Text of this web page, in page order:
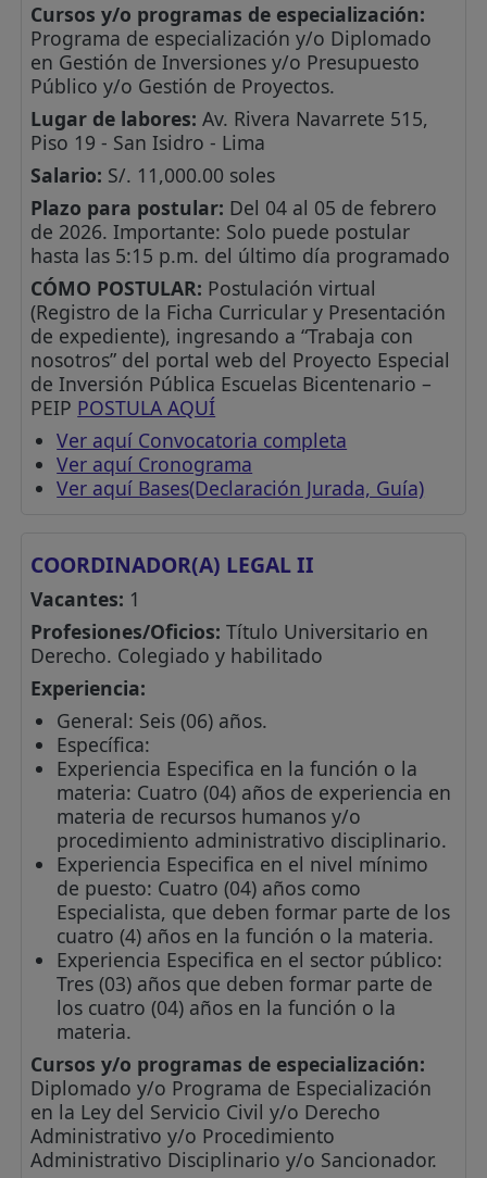
Cursos y/o programas de especialización:
Programa de especialización y/o Diplomado
en Gestión de Inversiones y/o Presupuesto
Público y/o Gestión de Proyectos.
Lugar de labores: Av. Rivera Navarrete 515,
Piso 19 - San Isidro - Lima
Salario: S/. 11,000.00 soles
Plazo para postular: Del 04 al 05 de febrero
de 2026. Importante: Solo puede postular
hasta las 5:15 p.m. del último día programado
CÓMO POSTULAR: Postulación virtual
(Registro de la Ficha Curricular y Presentación
de expediente), ingresando a “Trabaja con
nosotros” del portal web del Proyecto Especial
de Inversión Pública Escuelas Bicentenario –
PEIP POSTULA AQUÍ
Ver aquí Convocatoria completa
Ver aquí Cronograma
Ver aquí Bases(Declaración Jurada, Guía)
COORDINADOR(A) LEGAL II
Vacantes: 1
Profesiones/Oficios: Título Universitario en
Derecho. Colegiado y habilitado
Experiencia:
General: Seis (06) años.
Específica:
Experiencia Especifica en la función o la
materia: Cuatro (04) años de experiencia en
materia de recursos humanos y/o
procedimiento administrativo disciplinario.
Experiencia Especifica en el nivel mínimo
de puesto: Cuatro (04) años como
Especialista, que deben formar parte de los
cuatro (4) años en la función o la materia.
Experiencia Especifica en el sector público:
Tres (03) años que deben formar parte de
los cuatro (04) años en la función o la
materia.
Cursos y/o programas de especialización:
Diplomado y/o Programa de Especialización
en la Ley del Servicio Civil y/o Derecho
Administrativo y/o Procedimiento
Administrativo Disciplinario y/o Sancionador.